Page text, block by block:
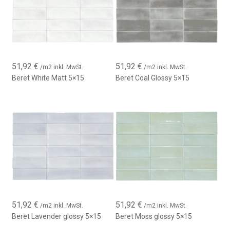
51,92€ /m2 inkl. MwSt.
Beret White Matt 5×15
51,92 € /m2 inkl. MwSt.
Beret Coal Glossy 5×15
51,92€ /m2 inkl. MwSt.
Beret Lavender glossy 5×15
51,92 € /m2 inkl. MwSt.
Beret Moss glossy 5×15